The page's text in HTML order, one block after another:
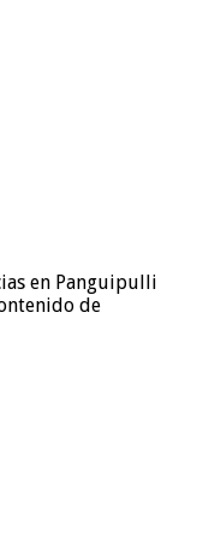
en Panguipulli
de